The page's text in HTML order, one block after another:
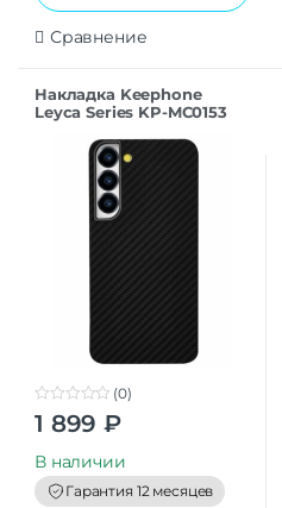
Сравнение
Накладка Keephone
Leyca Series KP-MC0153
0
t
o
f
5
(0)
1 899 ₽
В наличии
Гарантия 12 месяцев